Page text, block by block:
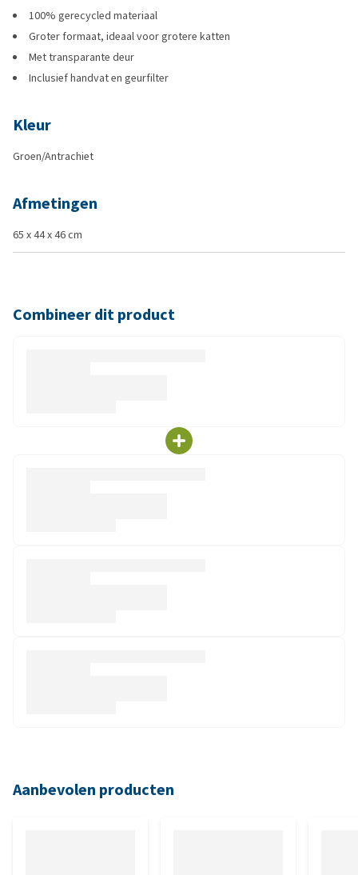
100% gerecycled materiaal
Groter formaat, ideaal voor grotere katten
Met transparante deur
Inclusief handvat en geurfilter
Kleur
Groen/Antrachiet
Afmetingen
65 x 44 x 46 cm
Combineer dit product
Aanbevolen producten